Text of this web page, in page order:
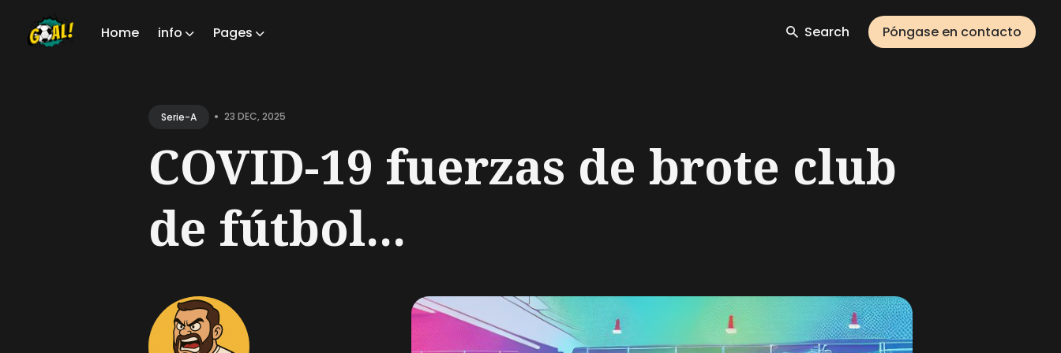
Home info Pages Search Póngase en contacto
Serie-A • 23 DEC, 2025
COVID-19 fuerzas de brote club
de fútbol...